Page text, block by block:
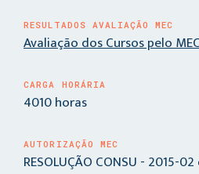
RESULTADOS AVALIAÇÃO MEC
Avaliação dos Cursos pelo
CARGA HORÁRIA
4010 horas
AUTORIZAÇÃO MEC
RESOLUÇÃO CONSU - 2015-